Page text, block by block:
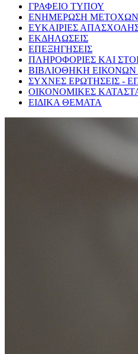
ΓΡΑΦΕΙΟ ΤΥΠΟΥ
ΕΝΗΜΕΡΩΣΗ ΜΕΤΟΧΩΝ
ΕΥΚΑΙΡΙΕΣ
ΕΚΔΗΛΩΣΕΙΣ
ΕΠΕΞΗΓΗΣΕΙΣ
ΠΛΗΡΟΦΟΡΙΕΣ ΚΑΙ
ΒΙΒΛΙΟΘΗΚΗ ΕΙΚΟΝΩΝ
ΣΥΧΝΕΣ ΕΡΩΤΗΣΕΙΣ -
ΟΙΚΟΝΟΜΙΚΕΣ
ΕΙΔΙΚΑ ΘΕΜΑΤΑ